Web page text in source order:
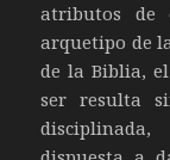
atributos de
arquetipo de
de la Biblia,
ser resulta
disciplinada,